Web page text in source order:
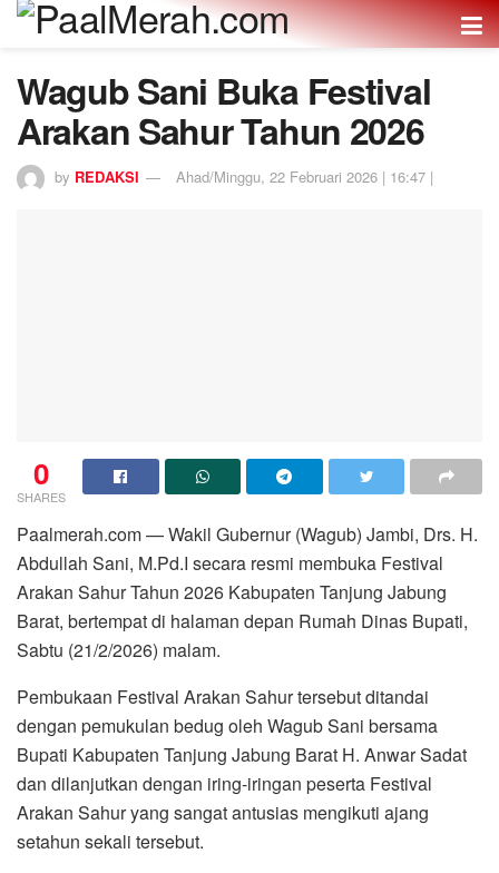
Wagub Sani Buka Festival
Arakan Sahur Tahun 2026
by REDAKSI Ahad/Minggu, 22 Februari 2026 | 16:47 |
0
SHARES
Paalmerah.com — Wakil Gubernur (Wagub) Jambi, Drs. H.
Abdullah Sani, M.Pd.I secara resmi membuka Festival
Arakan Sahur Tahun 2026 Kabupaten Tanjung Jabung
Barat, bertempat di halaman depan Rumah Dinas Bupati,
Sabtu (21/2/2026) malam.
‎Pembukaan Festival Arakan Sahur tersebut ditandai
dengan pemukulan bedug oleh Wagub Sani bersama
Bupati Kabupaten Tanjung Jabung Barat H. Anwar Sadat
dan dilanjutkan dengan iring-iringan peserta Festival
Arakan Sahur yang sangat antusias mengikuti ajang
setahun sekali tersebut.